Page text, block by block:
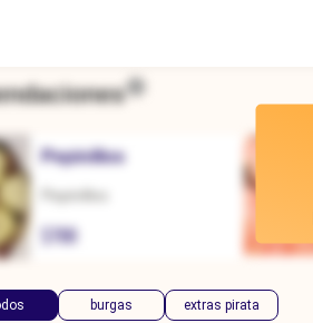
Pepinillos
Pepinillos
$700
burgas extras pirata